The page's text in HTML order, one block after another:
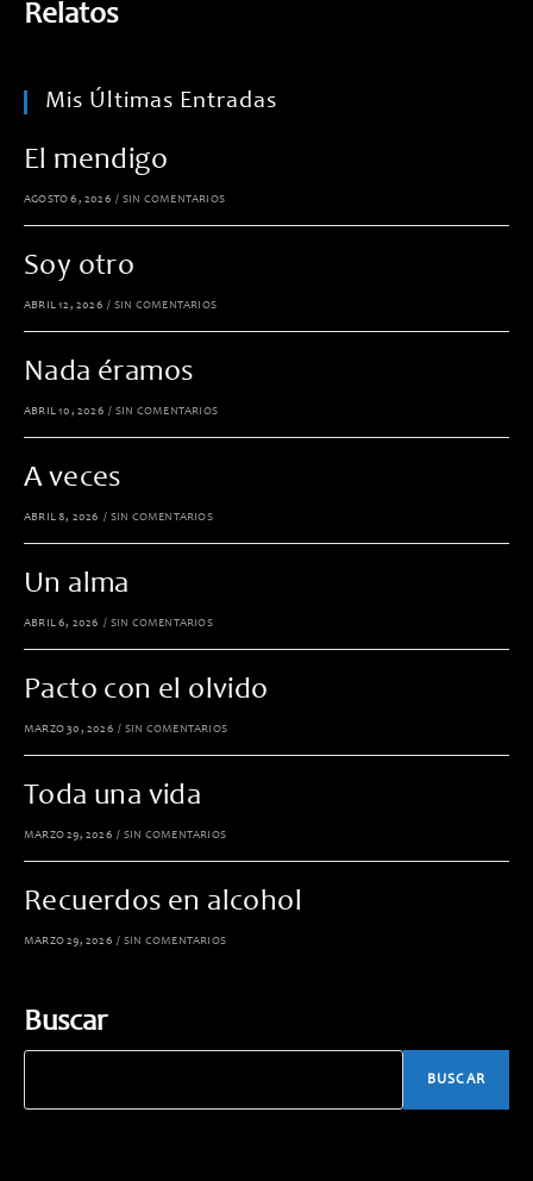
Relatos
Mis Últimas Entradas
El mendigo
AGOSTO 6, 2026 / SIN COMENTARIOS
Soy otro
ABRIL 12, 2026 / SIN COMENTARIOS
Nada éramos
ABRIL 10, 2026 / SIN COMENTARIOS
A veces
ABRIL 8, 2026 / SIN COMENTARIOS
Un alma
ABRIL 6, 2026 / SIN COMENTARIOS
Pacto con el olvido
MARZO 30, 2026 / SIN COMENTARIOS
Toda una vida
MARZO 29, 2026 / SIN COMENTARIOS
Recuerdos en alcohol
MARZO 29, 2026 / SIN COMENTARIOS
Buscar
BUSCAR